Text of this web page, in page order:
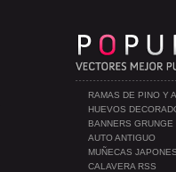
RAMAS DE PINO Y
HUEVOS
BANNERS GRUNGE
AUTO ANTIGUO
MUÑECAS
CALAVERA RSS